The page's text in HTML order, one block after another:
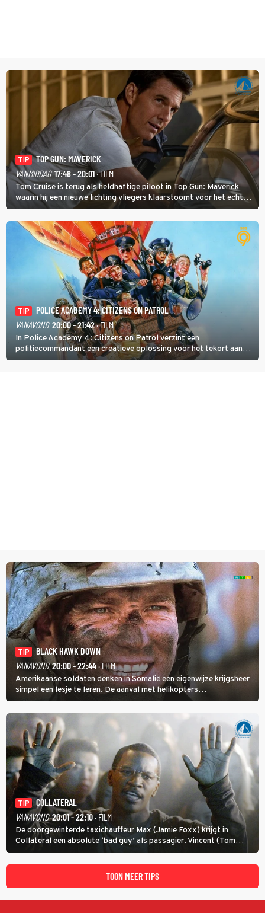
TIP
TOP GUN: MAVERICK
VANMIDDAG 17:48 - 20:01· FILM
Tom Cruise is terug als heldhaftige piloot in Top Gun: Maverick
waarin hij een nieuwe lichting vliegers klaarstoomt voor het echte
werk.
TIP
POLICE ACADEMY 4: CITIZENS ON PATROL
VANAVOND 20:00 - 21:42· FILM
In Police Academy 4: Citizens on Patrol verzint een
politiecommandant een creatieve oplossing voor het tekort aan
agenten.
TIP
BLACK HAWK DOWN
VANAVOND 20:00 - 22:44· FILM
Amerikaanse soldaten denken in Somalië een eigenwijze krijgsheer
simpel een lesje te leren. De aanval met helikopters
verloopt in Black Hawk down dramatisch.
TIP
COLLATERAL
VANAVOND 20:01 - 22:10· FILM
De doorgewinterde taxichauffeur Max (Jamie Foxx) krijgt in
Collateral een absolute ‘bad guy’ als passagier. Vincent (Tom
Cruise) heeft hem nodig om hem de stad door te loodsen om een
wel heel lugubere reden.
TOON MEER TIPS